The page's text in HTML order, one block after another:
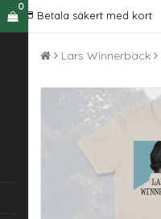
Betala säkert med kort
0
Lars Winnerbäck